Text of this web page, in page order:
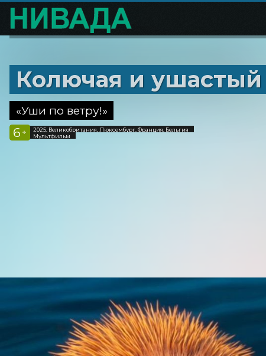
Колючая и ушастый
«Уши по ветру!»
6 +
2025, Великобритания, Люксембург, Франция, Бельгия
Мультфильм